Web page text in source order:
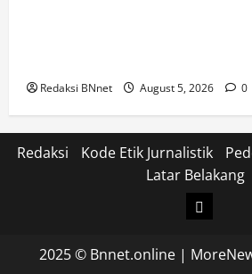
Redaksi BNnet August 5, 2026 0
Redaksi Kode Etik Jurnalistik
Latar Belakang
Login
2025 © Bnnet.online |